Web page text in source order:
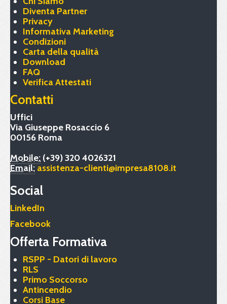
Diventa Partner
Privacy
Informativa Marketing
Condizioni
Carta della qualità
Download
FAQ
Verifica Attestati
Contatti
Uffici
Via Giuseppe Rosaccio 6
00156 Roma
Mobile: (+39) 320 4026321
Email:assistenza-clienti@impresa8108.it
Social
LinkedIn
Facebook
Offerta Formativa
RSPP - Datori di lavoro
RLS
Primo Soccorso
Antincendio
Corsi Base